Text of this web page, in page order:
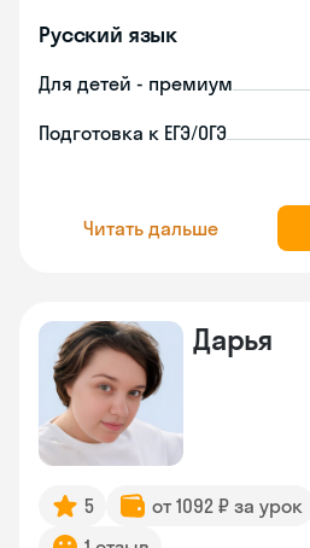
Русский язык
Для детей - премиум
Подготовка к ЕГЭ/ОГЭ
Читать дальше
Дарья
5 от 1092 ₽ за урок